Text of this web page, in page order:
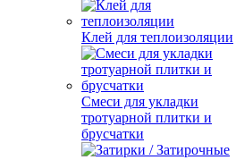
Клей для теплоизоляции
Смеси для укладки
тротуарной плитки и
брусчатки